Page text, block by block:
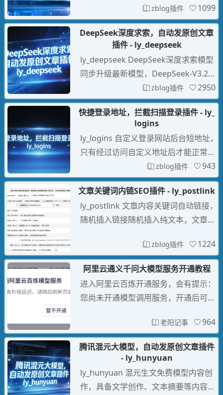
机、内页不受影响，可以设置限制电脑
访问限制手机访问，支持指定IP地区位
置策略，支持JS加载iframe框架显示单
页，支持使用应用中心的三款IP地址插
件。
zblog插件 1099
DeepSeek深度求索，自动发原创文章
插件 - ly_deepseek
ly_deepseek DeepSeek深度求索模型
同步升级最新模型，DeepSeek-V3.2
（非思考模式）与（思考模式），Dee
pSeek-V3与DeepSeek-R1已是历史，
无限可能，在目前大模型主流榜单中，
DeepSeek-V3 在开源模型中位列榜
首，与世界上最先进的闭源模型不分伯
仲，伪原
zblog插件 2950
快捷登录地址，拦截扫描登录插件 - ly_
logins
ly_logins 自定义登录网站后台短地址，
只有经过访问自定义地址后才能正常登
录，直接拦截阻止假蜘蛛异常的扫描登
录 /zb_system/cmd.php?act=verify
zblog插件 943
文章关键词内链SEO插件 - ly_postlink
ly_postlink 文章内容关键词自动链接，
随机插入链接随机插入纯文本，文章匹
链，几万关键词高性能链接处理，支持
关键词随机链接或者指定链接，支持各
个分类的文章不同关键词内链，关键词
自动设置文章TAG标签。
zblog插件 1224
阿里云通义千问大模型服务开通教程
进入阿里云百炼开通服务，会有提示：
您尚未开通模型调用服务，开通后可调
老阳记事 964
腾讯混元大模型，自动发原创文章插件
- ly_hunyuan
ly_hunyuan 混元生文免费模型内容创
作，具备文学创作、文本摘要等内容创